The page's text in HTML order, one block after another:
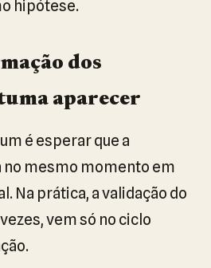
hipótese.
dos
aparecer
é esperar que a
mesmo momento em
Na prática, a validação do
vem só no ciclo